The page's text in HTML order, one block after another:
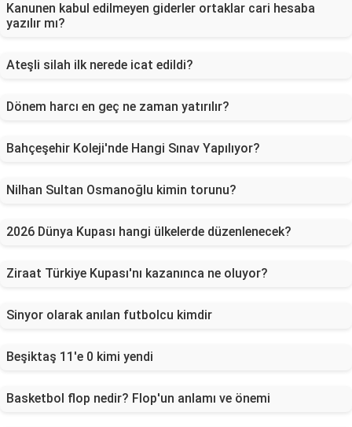
Kanunen kabul edilmeyen giderler ortaklar cari hesaba
yazılır mı?
Ateşli silah ilk nerede icat edildi?
Dönem harcı en geç ne zaman yatırılır?
Bahçeşehir Koleji'nde Hangi Sınav Yapılıyor?
Nilhan Sultan Osmanoğlu kimin torunu?
2026 Dünya Kupası hangi ülkelerde düzenlenecek?
Ziraat Türkiye Kupası'nı kazanınca ne oluyor?
Sinyor olarak anılan futbolcu kimdir
Beşiktaş 11'e 0 kimi yendi
Basketbol flop nedir? Flop'un anlamı ve önemi